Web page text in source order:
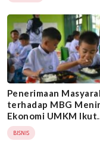
Penerimaan
terhadap MBG
Ekonomi UMKM Ikut
Terdongkrak
BISNIS